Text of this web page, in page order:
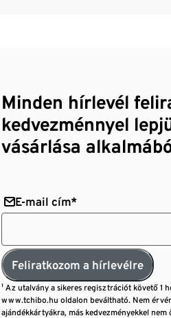
Minden hírlevél
kedvezménnyel
vásárlása
E-mail cím*
Feliratkozom a hírlevélre
¹ Az utalvány a sikeres regisztrációt követő 1
www.tchibo.hu oldalon beváltható. Nem
ajándékkártyákra, más kedvezményekkel